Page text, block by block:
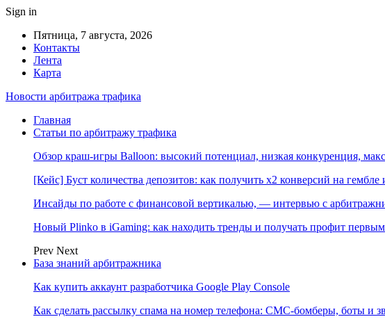
Sign in
Пятница, 7 августа, 2026
Контакты
Лента
Карта
Новости арбитража трафика
Главная
Статьи по арбитражу трафика
Обзор краш-игры Balloon: высокий потенциал, низкая конкуренция,
[Кейс] Буст количества депозитов: как получить х2 конверсий на гембле
Инсайды по работе с финансовой вертикалью, — интервью с
Новый Plinko в iGaming: как находить тренды и получать профит
Prev Next
База знаний арбитражника
Как купить аккаунт разработчика Google Play Console
Как сделать рассылку спама на номер телефона: СМС-бомберы, боты и